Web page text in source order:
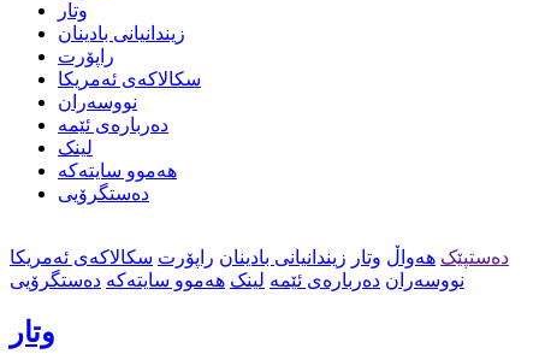
وتار
زیندانیانی بادینان
راپۆرت
سکالاکەی ئەمریکا
نووسەران
دەربارەی ئێمە
لینک
هەموو سایتەکە
دەستگرۆیی
دەستپێک هەواڵ وتار زیندانیانی بادینان راپۆرت سکالاکەی ئەمریکا
نووسەران دەربارەی ئێمە لینک هەموو سایتەکە دەستگرۆیی
وتار